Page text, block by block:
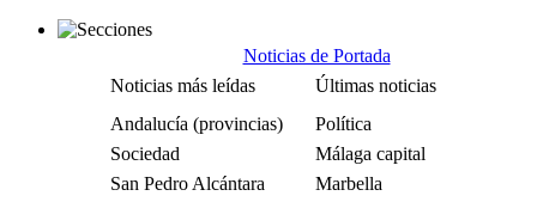
Noticias de Portada
Noticias más leídas
Últimas noticias
Andalucía (provincias)
Política
Sociedad
Málaga capital
San Pedro Alcántara
Marbella